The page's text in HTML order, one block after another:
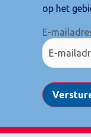
op het
E-